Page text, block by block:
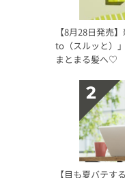
【8月28日発売
to（スルッと）
まとまる髪へ♡
【目も夏バテす